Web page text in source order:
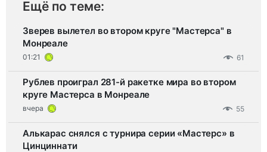
Ещё по теме:
Зверев вылетел во втором круге "Мастерса" в
Монреале
01:21 61
Рублев проиграл 281-й ракетке мира во втором
круге Мастерса в Монреале
вчера 55
Алькарас снялся с турнира серии «Мастерс» в
Цинциннати